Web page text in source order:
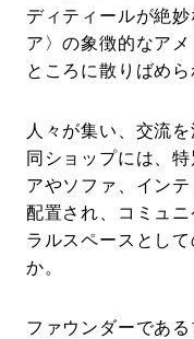
ディティールが絶
ア〉の象徴的なア
ところに散りばめ
人々が集い、交流
同ショップには、
アやソファ、イン
配置され、コミュ
ラルスペースとし
か。
ファウンダーであ